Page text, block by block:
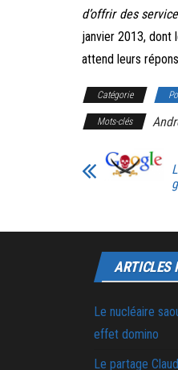
d’offrir des
janvier 2013, dont
attend leurs
Catégorie
Mots-clés
ARTICLES
Le nucléaire
effet domino
Le partage